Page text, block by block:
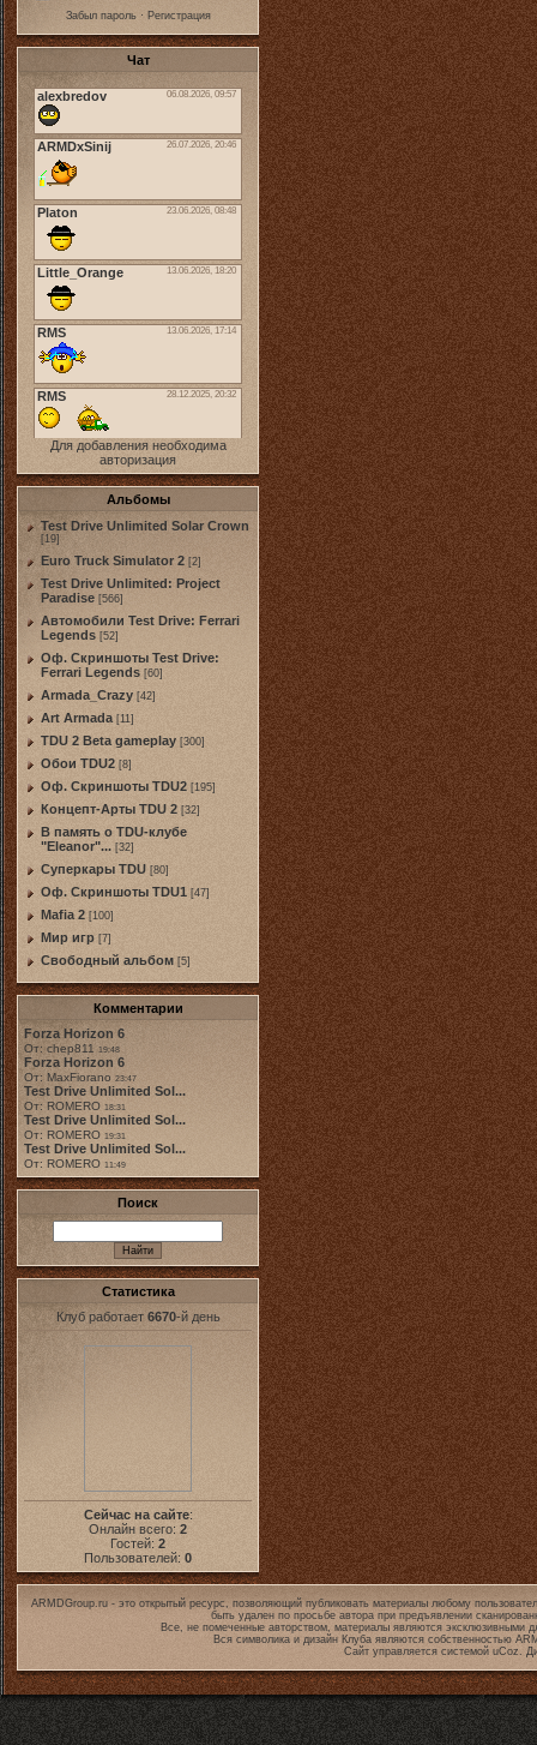
Забыл пароль· Регистрация
Чат
Для добавления необходима
авторизация
Альбомы
Test Drive Unlimited Solar Crown
[19]
Euro Truck Simulator 2 [2]
Test Drive Unlimited: Project
Paradise [566]
Автомобили Test Drive: Ferrari
Legends [52]
Оф. Скриншоты Test Drive:
Ferrari Legends [60]
Armada_Crazy [42]
Art Armada [11]
TDU 2 Beta gameplay [300]
Обои TDU2 [8]
Оф. Скриншоты TDU2 [195]
Концепт-Арты TDU 2 [32]
В память о TDU-клубе
"Eleanor"... [32]
Суперкары TDU [80]
Оф. Скриншоты TDU1 [47]
Mafia 2 [100]
Мир игр [7]
Свободный альбом [5]
Комментарии
Forza Horizon 6
От: chep811 19:48
Forza Horizon 6
От: MaxFiorano 23:47
Test Drive Unlimited Sol...
От: ROMERO 18:31
Test Drive Unlimited Sol...
От: ROMERO 19:31
Test Drive Unlimited Sol...
От: ROMERO 11:49
Поиск
Статистика
Клуб работает 6670-й день
Сейчас на сайте:
Онлайн всего: 2
Гостей: 2
Пользователей: 0
ARMDGroup.ru - это открытый ресурс, позволяющий публиковать материалы любому
быть удален по просьбе автора при предъявлении
Все, не помеченные авторством, материалы являются эксклюзивными
Вся символика и дизайн Клуба являются собственностью
Сайт управляется системой uCoz.